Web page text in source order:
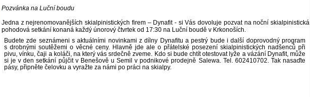
Pozvánka na Luční boudu
Jedna z nejrenomovanějších skialpinistických firem – Dynafit - si Vás dovoluje pozvat na noční skialpinistická
pohodová setkání konaná každý únorový čtvrtek od 17:30 na Luční boudě v Krkonoších.
Budetezde seznámeni s aktuálními novinkami z dílny Dynafitu a pestrý bude idalší doprovodný program
s drobnými soutěžemi o věcné ceny. Hlavně jde ale o přátelské posezení skialpinistických nadšenců při
pivu,vínku, čaji a koláči, na který vás srdečně zveme. Kdo si bude chtít otestovat lyže a vázání Dynafit, může
si je v den setkání půjčit v Benešově u Semil v podnikové prodejně Salewa. Tel. 602410702. Tak nasaďte
pásy, připněte čelovku a vyražte za námi po práci na skialpy.